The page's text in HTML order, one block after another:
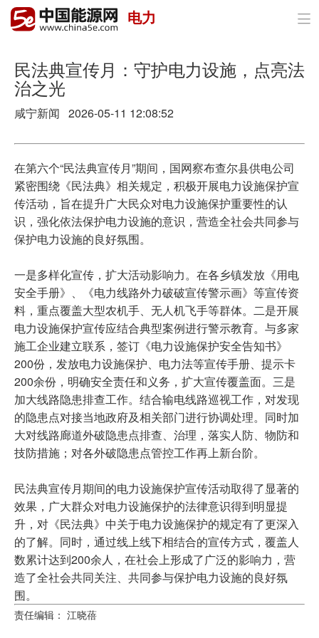
政策与经济
电力
新能源
节能环保
电力 
民法典宣传月：守护电力设施，点亮法
治之光
咸宁新闻 2026-05-11 12:08:52
在第六个“民法典宣传月”期间，国网察布查尔县供电公司
紧密围绕《民法典》相关规定，积极开展电力设施保护宣
传活动，旨在提升广大民众对电力设施保护重要性的认
识，强化依法保护电力设施的意识，营造全社会共同参与
保护电力设施的良好氛围。
一是多样化宣传，扩大活动影响力。在各乡镇发放《用电
安全手册》、《电力线路外力破破宣传警示画》等宣传资
料，重点覆盖大型农机手、无人机飞手等群体。二是开展
电力设施保护宣传应结合典型案例进行警示教育。与多家
施工企业建立联系，签订《电力设施保护安全告知书》
200份，发放电力设施保护、电力法等宣传手册、提示卡
200余份，明确安全责任和义务，扩大宣传覆盖面。三是
加大线路隐患排查工作。结合输电线路巡视工作，对发现
的隐患点对接当地政府及相关部门进行协调处理。同时加
大对线路廊道外破隐患点排查、治理，落实人防、物防和
技防措施；对各外破隐患点管控工作再上新台阶。
民法典宣传月期间的电力设施保护宣传活动取得了显著的
效果，广大群众对电力设施保护的法律意识得到明显提
升，对《民法典》中关于电力设施保护的规定有了更深入
的了解。同时，通过线上线下相结合的宣传方式，覆盖人
数累计达到200余人，在社会上形成了广泛的影响力，营
造了全社会共同关注、共同参与保护电力设施的良好氛
围。
责任编辑： 江晓蓓